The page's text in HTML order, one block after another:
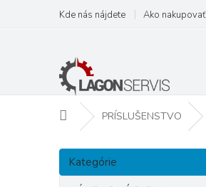
obsah
Kde nás nájdete Ako nakupovať
DomovPRÍSLUŠENSTVO
B
č
Preskočiť
kategórie
Kategórie